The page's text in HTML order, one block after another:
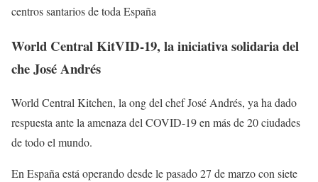
centros santarios de toda España
World Central KitVID-19, la iniciativa solidaria del
che José Andrés
World Central Kitchen, la ong del chef José Andrés, ya ha dado
respuesta ante la amenaza del COVID-19 en más de 20 ciudades
de todo el mundo.
En España está operando desde le pasado 27 de marzo con siete